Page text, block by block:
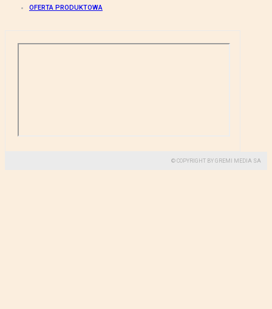
OFERTA PRODUKTOWA
© COPYRIGHT BY GREMI MEDIA SA